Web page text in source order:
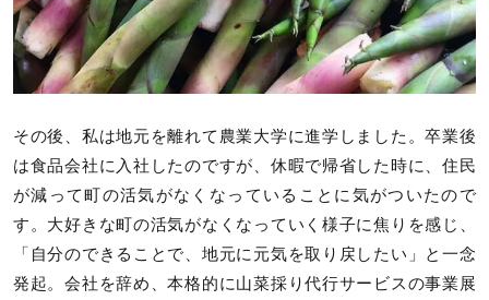
その後、私は地元を離れて農業大学に進学しました。卒業後
は食品会社に入社したのですが、休暇で帰省した時に、住民
が減って町の活気がなくなっていることに気がついたので
す。大好きな町の活気がなくなっていく様子に焦りを感じ、
「自分のできることで、地元に元気を取り戻したい」と一念
発起。会社を辞め、本格的に山菜採り代行サービスの事業展